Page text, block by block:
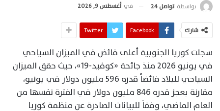
بواسطة تواصل 24 في أغسطس 9, 2026
شارك Facebook
Twitter
سجلت كوريا الجنوبية أعلى فائض في الميزان السياحي
في يونيو 2026 منذ جائحة «كوفيد-19»، حيث حقق الميزان
السياحي للبلاد فائضاً قدره 596 مليون دولار في يونيو،
مقارنة بعجز قدره 846 مليون دولار في الفترة نفسها من
العام الماضي، وفقاً للبيانات الصادرة عن منظمة كوريا